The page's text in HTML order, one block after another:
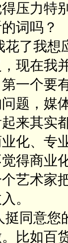
压力特
词吗？
花了我
现在我
一个要
题，媒
来其实
化、专
得商业
艺术家
。
挺同意
比如百